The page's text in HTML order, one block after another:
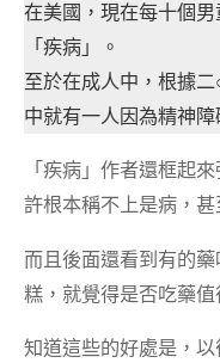
在美國，現在每十個
「疾病」。
至於在成人中，根據
中就有一人因為精神
「疾病」作者還框起
許根本稱不上是病，甚
而且後面還看到有的
糕，就覺得是否吃藥
知道這些的好處是，